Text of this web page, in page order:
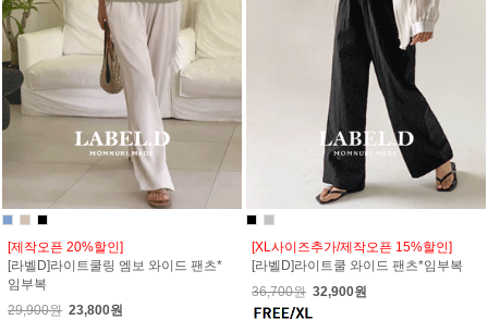
[제작오픈 20%할인]
[라벨D]라이트쿨링 엠보 와이드 팬츠*
임부복
29,900원 23,800원
[XL사이즈추가/제작오픈 15%할인]
[라벨D]라이트쿨 와이드 팬츠*임부복
36,700원 32,900원